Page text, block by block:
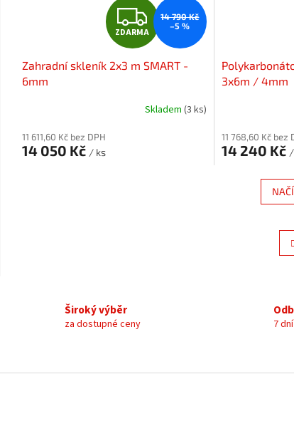
Z
D
A
R
ZDARMA
14 790 Kč
–5 %
Zahradní skleník 2x3 m SMART -
6mm
Skladem (3 ks)
11 611,60 Kč bez DPH
14 050 Kč / ks
3x6m / 4mm
11 768,60 Kč bez
14 240 Kč
Široký výběr
za dostupné ceny 7